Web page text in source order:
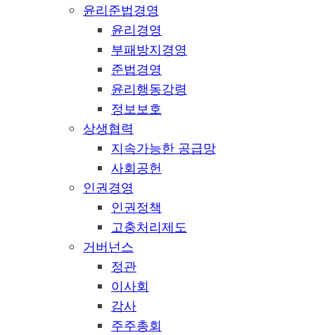
윤리준법경영
윤리경영
부패방지경영
준법경영
윤리행동강령
정보보호
상생협력
지속가능한 공급망
사회공헌
인권경영
인권정책
고충처리제도
거버넌스
정관
이사회
감사
주주총회